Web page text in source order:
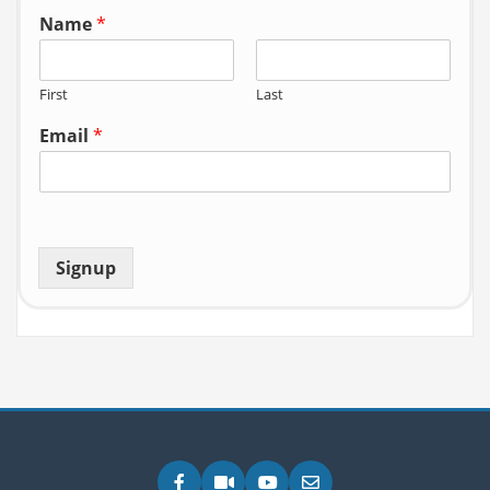
Name*
First Last
Email *
Signup
Facebook
ZoomYouTube
Email